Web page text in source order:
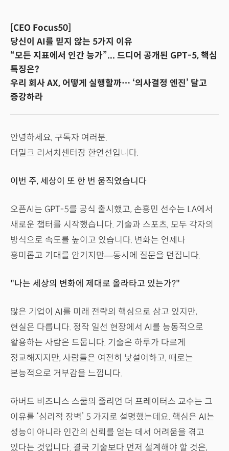
[CEO Focus50]
당신이 AI를 믿지 않는 5가지 이유
“모든 지표에서 인간 능가”... 드디어 공개된 GPT-5, 핵심
특징은?
우리 회사 AX, 어떻게 실행할까… ‘의사결정 엔진’ 달고
증강하라
안녕하세요, 구독자 여러분.
더밀크 리서치센터장 한연선입니다.
이번 주, 세상이 또 한 번 움직였습니다
오픈AI는 GPT-5를 공식 출시했고, 손흥민 선수는 LA에서
새로운 챕터를 시작했습니다. 기술과 스포츠, 모두 각자의
방식으로 속도를 높이고 있습니다. 변화는 언제나
흥미롭고 기대를 안기지만—동시에 질문을 던집니다.
"나는 세상의 변화에 제대로 올라타고 있는가?"
많은 기업이 AI를 미래 전략의 핵심으로 삼고 있지만,
현실은 다릅니다. 정작 일선 현장에서 AI를 능동적으로
활용하는 사람은 드뭅니다. 기술은 하루가 다르게
정교해지지만, 사람들은 여전히 낯설어하고, 때로는
본능적으로 거부감을 느낍니다.
하버드 비즈니스 스쿨의 줄리언 더 프레이터스 교수는 그
이유를 ‘심리적 장벽’ 5 가지로 설명했는데요. 핵심은 AI는
성능이 아니라 인간의 신뢰를 얻는 데서 어려움을 겪고
있다는 것입니다. 결국 기술보다 먼저 설계해야 할 것은,